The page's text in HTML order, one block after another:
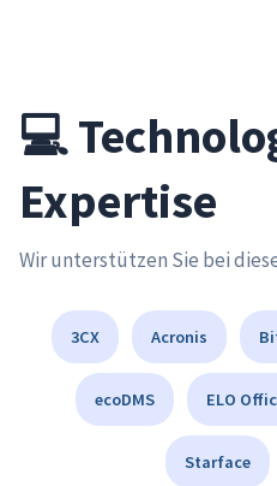
💻
Expertise
Wir unterstützen Sie bei
3CX Acronis
ecoDMS ELO
Starface